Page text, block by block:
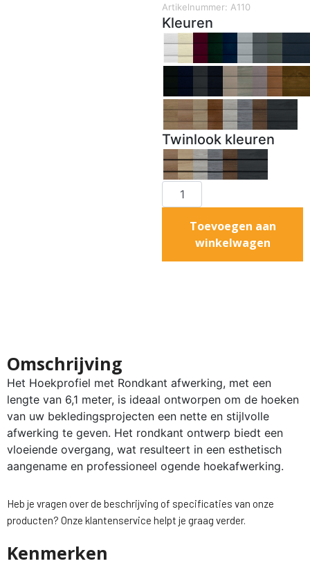
Artikelnummer: A110
Kleuren
Twinlook kleuren
Toevoegen aan
winkelwagen
Omschrijving
Het Hoekprofiel met Rondkant afwerking, met een
lengte van 6,1 meter, is ideaal ontworpen om de hoeken
van uw bekledingsprojecten een nette en stijlvolle
afwerking te geven. Het rondkant ontwerp biedt een
vloeiende overgang, wat resulteert in een esthetisch
aangename en professioneel ogende hoekafwerking.
Heb je vragen over de beschrijving of specificaties van onze
producten? Onze klantenservice helpt je graag verder.
Kenmerken